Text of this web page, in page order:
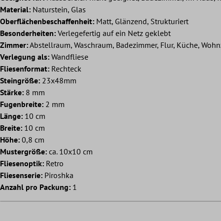
Material: Naturstein, Glas
Oberflächenbeschaffenheit: Matt, Glänzend, Strukturiert
Besonderheiten: Verlegefertig auf ein Netz geklebt
Zimmer:Abstellraum, Waschraum, Badezimmer, Flur, Küche,
Verlegung als: Wandfliese
Fliesenformat: Rechteck
Steingröße: 23x48mm
Stärke: 8 mm
Fugenbreite: 2 mm
Länge: 10 cm
Breite: 10 cm
Höhe: 0,8 cm
Mustergröße: ca. 10x10 cm
Fliesenoptik: Retro
Fliesenserie: Piroshka
Anzahl pro Packung: 1